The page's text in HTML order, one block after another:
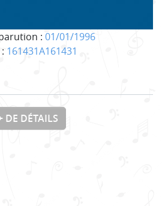
: 01/01/1996
161431A161431
DE DÉTAILS